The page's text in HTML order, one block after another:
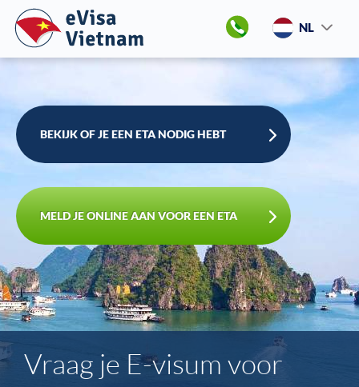
NL
BEKIJK OF JE EEN ETA NODIG HEBT
MELD JE ONLINE AAN VOOR EEN ETA
Vraag je E-visum voor